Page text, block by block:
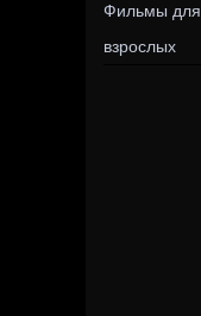
Фильмы для
взрослых